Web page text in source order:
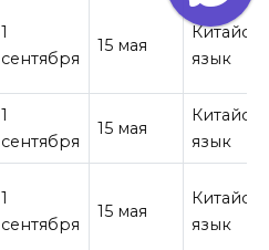
1
сентября
15 мая
язык
1
сентября
15 мая
язык
1
сентября
15 мая
язык